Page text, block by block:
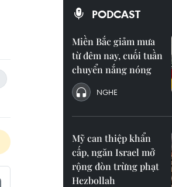
PODCAST
Miền Bắc giảm mưa
từ đêm nay, cuối tuần
chuyển nắng nóng
NGHE
Mỹ can thiệp khẩn
cấp, ngăn Israel mở
rộng đòn trừng phạt
Hezbollah